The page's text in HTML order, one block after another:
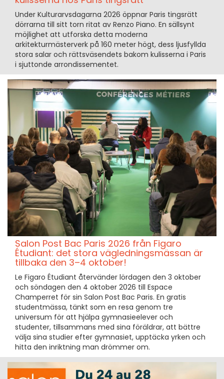
Under Kulturarvsdagarna 2026 öppnar Paris tingsrätt
dörrarna till sitt torn ritat av Renzo Piano. En sällsynt
möjlighet att utforska detta moderna
arkitekturmästerverk på 160 meter högt, dess ljusfyllda
stora salar och rättsväsendets bakom kulisserna i Paris
i sjuttonde arrondissementet.
Salon Post Bac Paris 2026 från Figaro
Étudiant: det stora vägledningsmässan är
tillbaka den 3–4 oktober!
Le Figaro Étudiant återvänder lördagen den 3 oktober
och söndagen den 4 oktober 2026 till Espace
Champerret för sin Salon Post Bac Paris. En gratis
studentmässa, tänkt som en resa genom tre
universum för att hjälpa gymnasieelever och
studenter, tillsammans med sina föräldrar, att bättre
välja sina studier efter gymnasiet, upptäcka yrken och
hitta den inriktning man drömmer om.